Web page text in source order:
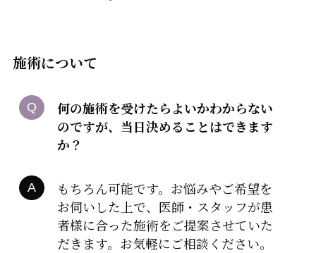
施術について
何の施術を受けたらよいかわからない
のですが、当日決めることはできます
か？
もちろん可能です。お悩みやご希望を
お伺いした上で、医師・スタッフが患
者様に合った施術をご提案させていた
だきます。お気軽にご相談ください。